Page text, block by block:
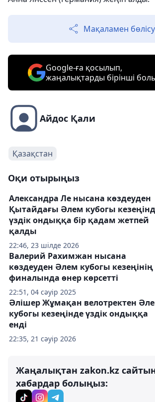
Мақаламен бөлісу
Google-ға қосылып,
жаңалықтарды бірінші
Айдос Қали
Қазақстан
Оқи отырыңыз
22:46, 23 шілде 2026
Александра Ле нысана көздеуден
Қытайдағы Әлем кубогы
үздік ондыққа бір қадам жетпей
қалды
22:51, 04 сәуір 2025
Валерий Рахимжан нысана
көздеуден Әлем кубогы кезеңінің
финалында өнер көрсетті
22:35, 21 сәуір 2026
Әлішер Жұмақан велотректен
кубогы кезеңінде үздік ондыққа
енді
Жаңалықтан zakon.kz
хабардар болыңыз: